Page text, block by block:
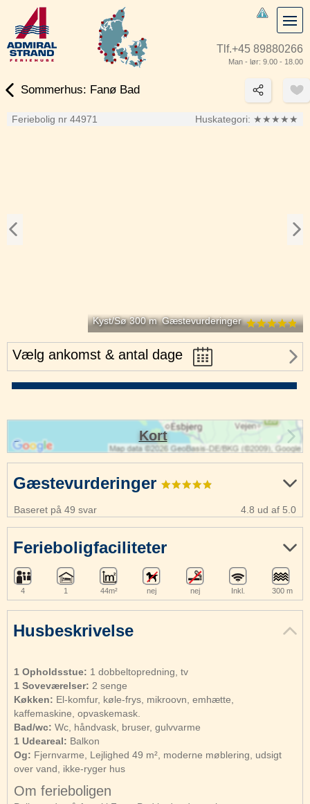
Tlf.+45 89880266
Man - lør: 9.00 - 18.00
Sommerhus: Fanø Bad
Feriebolig nr 44971 Huskategori: ★★★★★
Kyst/Sø 300 m Gæstevurderinger
Vælg ankomst & antal dage
Husbeskrivelse
1 Opholdsstue: 1 dobbeltopredning, tv
1 Soveværelser: 2 senge
Køkken: El-komfur, køle-frys, mikroovn, emhætte,
kaffemaskine, opvaskemask.
Bad/wc: Wc, håndvask, bruser, gulvvarme
1 Udeareal: Balkon
Og: Fjernvarme, Lejlighed 49 m², moderne møblering, udsigt
over vand, ikke-ryger hus
Om ferieboligen
Gæstevurderinger
Baseret på 49 svar 4.8 ud af 5.0
Ferieboligfaciliteter
4 1 44m² nej nej Inkl. 300 m
Kort